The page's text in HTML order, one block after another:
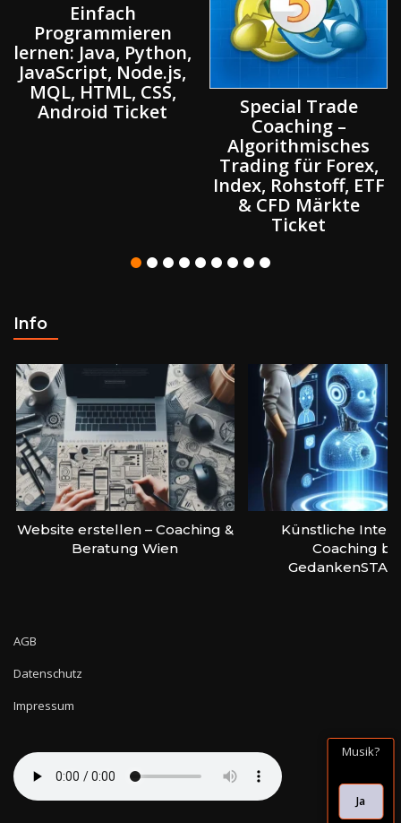
Einfach
Programmieren
lernen: Java, Python,
JavaScript, Node.js,
MQL, HTML, CSS,
Android Ticket
Special Trade
Coaching –
Algorithmisches
Trading für Forex,
Index, Rohstoff, ETF
& CFD Märkte
Ticket
Info
Website erstellen – Coaching &
Beratung Wien
Künstliche
Coaching bei
AGB
Datenschutz
Impressum
Musik?
Ja